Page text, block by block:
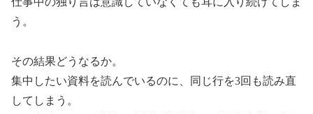
う。
その結果どうなるか。
集中したい資料を読んでいるのに、同じ行を3回も読み直
してしまう。